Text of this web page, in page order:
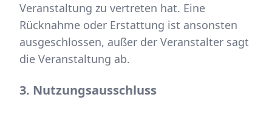
Veranstaltung zu vertreten hat. Eine
Rücknahme oder Erstattung ist ansonsten
ausgeschlossen, außer der Veranstalter sagt
die Veranstaltung ab.
3. Nutzungsausschluss